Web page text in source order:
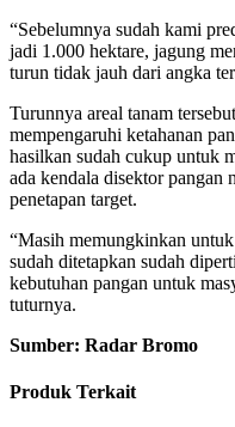
“Sebelumnya sudah kami
jadi 1.000 hektare, jagung
turun tidak jauh dari angka
Turunnya areal tanam
mempengaruhi ketahanan
hasilkan sudah cukup untuk
ada kendala disektor pangan
penetapan target.
“Masih memungkinkan
sudah ditetapkan sudah
kebutuhan pangan untuk
tuturnya.
Sumber: Radar Bromo
Produk Terkait